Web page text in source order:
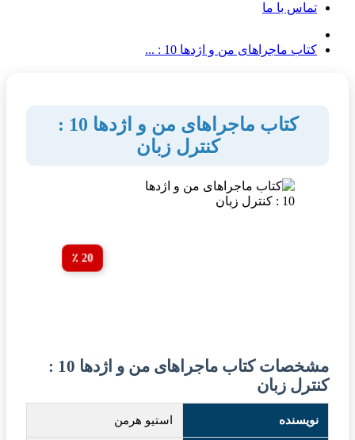
تماس با ما
کتاب ماجراهای من و اژدها 10 : ...
کتاب ماجراهای من و اژدها 10 :
کنترل زبان
20 ٪
مشخصات کتاب ماجراهای من و اژدها 10 :
کنترل زبان
نویسنده استیو هرمن